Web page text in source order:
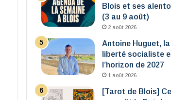
Blois et ses
(3 au 9 août)
2 août 2026
Antoine Huguet, la
liberté socialiste
l’horizon de 2027
1 août 2026
[Tarot de Blois]